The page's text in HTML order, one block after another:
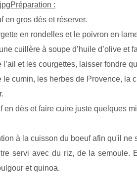
Préparation :
en gros dès et réserver.
en rondelles et le poivron en
cuillère à soupe d’huile d’olive et
l’ail et les courgettes, laisser fondre
le cumin, les herbes de Provence, la
dès et faire cuire juste quelques
à la cuisson du boeuf afin qu'il ne
servi avec du riz, de la semoule.
et quinoa.